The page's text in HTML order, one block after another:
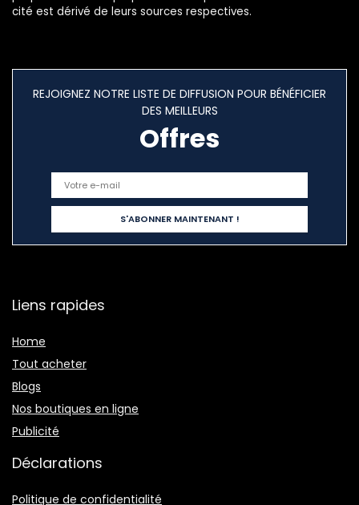
cité est dérivé de leurs sources respectives.
REJOIGNEZ NOTRE LISTE DE DIFFUSION POUR BÉNÉFICIER
DES MEILLEURS
Offres
Liens rapides
Home
Tout acheter
Blogs
Nos boutiques en ligne
Publicité
Déclarations
Politique de confidentialité